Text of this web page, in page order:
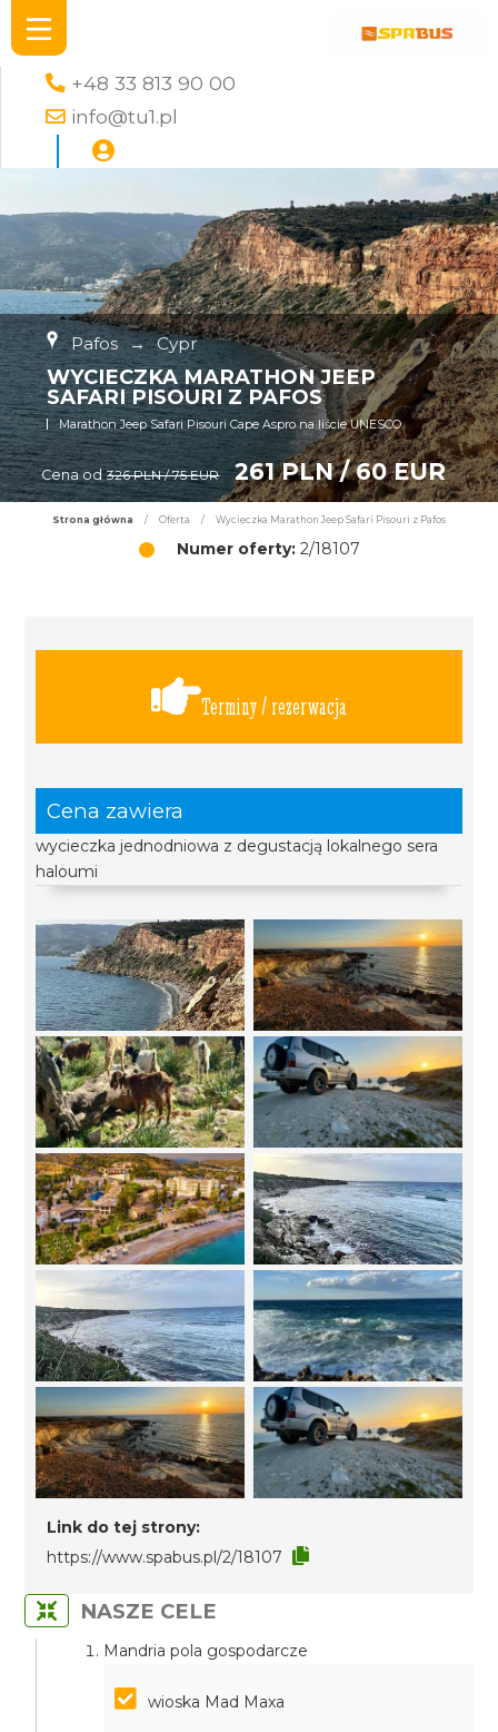
+48 33 813 90 00
info@tu1.pl
Pafos → Cypr
WYCIECZKA MARATHON JEEP
SAFARI PISOURI Z PAFOS
Marathon Jeep Safari Pisouri Cape Aspro na liście UNESCO
Cena od 326 PLN / 75 EUR 261 PLN / 60 EUR
Strona główna / Oferta / Wycieczka Marathon Jeep Safari Pisouri z Pafos
Numer oferty:2/18107
Terminy / rezerwacja
Cena zawiera
wycieczka jednodniowa z degustacją lokalnego sera
haloumi
Link do tej strony:
https://www.spabus.pl/2/18107
NASZE CELE
Mandria pola gospodarcze
wioska Mad Maxa